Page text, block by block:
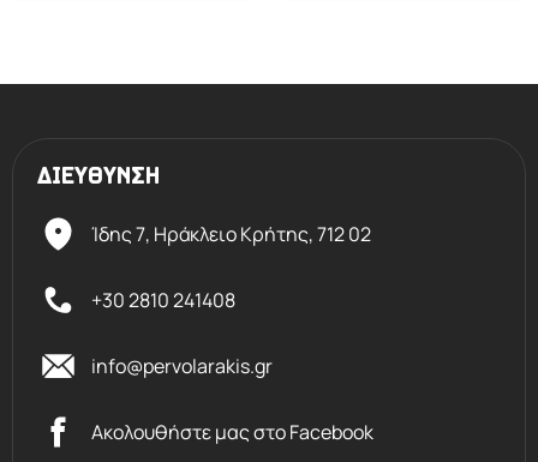
ΔΙΕΥΘΥΝΣΗ
Ίδης 7, Ηράκλειο Kρήτης,712 02
+30 2810 241408
info@pervolarakis.gr
Ακολουθήστε μας στο Facebook